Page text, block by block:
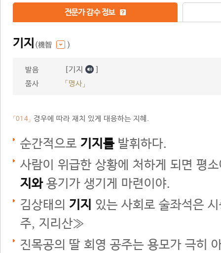
전문가 감수 정보
기지 (機智 )
발음 [기지 ]
품사 「명사」
「014」 경우에 따라 재치 있게 대응하는 지혜.
순간적으로 기지를 발휘하다.
사람이 위급한 상황에 처하게 되면 평
지와용기가 생기게 마련이야.
김상태의 기지 있는 사회로 술좌석은
주, 지리산≫
진목공의 딸 회영 공주는 용모가 극히